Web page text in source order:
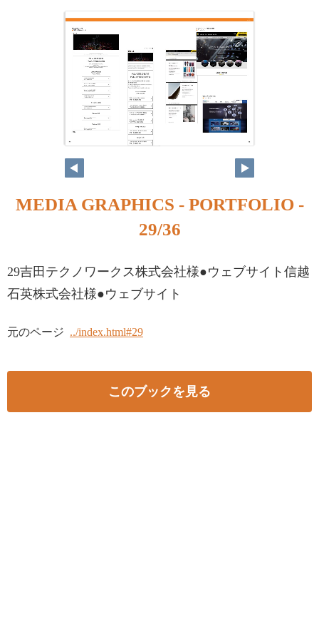
MEDIA GRAPHICS - PORTFOLIO -
29/36
29吉田テクノワークス株式会社様●ウェブサイト信越
石英株式会社様●ウェブサイト
元のページ ../index.html#29
このブックを見る